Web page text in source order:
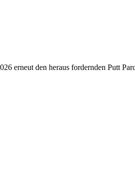
erneut den heraus fordernden Putt